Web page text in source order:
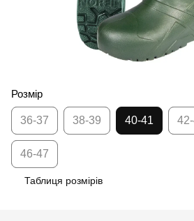
Розмір
36-37 38-39 40-41
46-47
Таблиця розмірів